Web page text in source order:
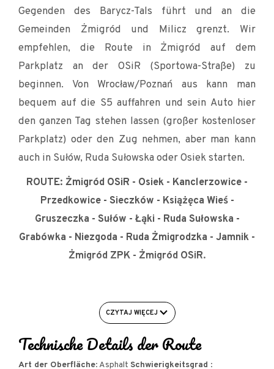
Gegenden des Barycz-Tals führt und an die
Gemeinden Żmigród und Milicz grenzt. Wir
empfehlen, die Route in Żmigród auf dem
Parkplatz an der OSiR (Sportowa-Straße) zu
beginnen. Von Wrocław/Poznań aus kann man
bequem auf die S5 auffahren und sein Auto hier
den ganzen Tag stehen lassen (großer kostenloser
Parkplatz) oder den Zug nehmen, aber man kann
auch in Sułów, Ruda Sułowska oder Osiek starten.
ROUTE: Żmigród OSiR - Osiek - Kanclerzowice -
Przedkowice - Sieczków - Książęca Wieś -
Gruszeczka - Sułów - Łąki - Ruda Sułowska -
Grabówka - Niezgoda - Ruda Żmigrodzka - Jamnik -
Żmigród ZPK - Żmigród OSiR.
CZYTAJ WIĘCEJ
Technische Details der Route
Art der Oberfläche: Asphalt Schwierigkeitsgrad :